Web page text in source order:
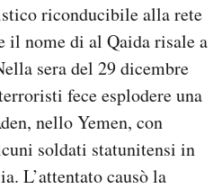
riconducibile alla rete
il nome di al Qaida risale a
sera del 29 dicembre
fece esplodere una
nello Yemen, con
soldati statunitensi in
L’attentato causò la